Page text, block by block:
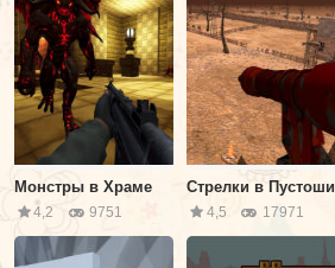
Монстры в Храме
4,2 9751
Стрелки в Пустоши
4,5 17971